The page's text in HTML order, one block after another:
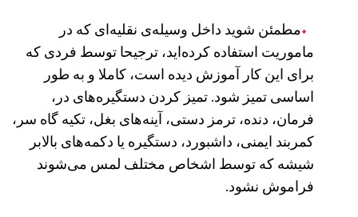
مطمئن شوید داخل وسیله‌ی نقلیه‌ای که در
ماموریت استفاده کرده‌اید، ترجیحا توسط فردی که
برای این کار آموزش دیده‌ است، کاملا و به طور
اساسی تمیز شود. تمیز کردن دستگیره‌های در،
فرمان، دنده، ترمز دستی، آینه‌های بغل، تکیه گاه سر،
کمربند ایمنی، داشبورد، دستگیره‌ یا دکمه‌های بالابر
شیشه که توسط اشخاص مختلف لمس می‌شوند
فراموش نشود.